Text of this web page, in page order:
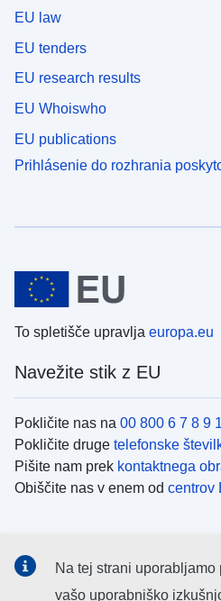
EU law
EU tenders
EU research results
EU Whoiswho
EU publications
Prihlásenie do rozhrania
To spletišče upravlja europa.eu
Navežite stik z EU
Pokličite nas na 00 800 6 7 8 9
Pokličite druge telefonske
Pišite nam prek kontaktnega
Obiščite nas v enem od centrov
Iskanje podružbenih medijih
Na tej strani
vašo uporabniško